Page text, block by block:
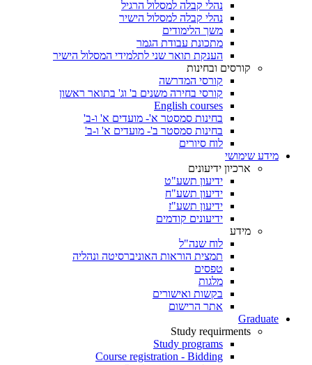
נהלי קבלה למסלול הרגיל
נהלי קבלה למסלול הישיר
משך הלימודים
מתכונת עבודת הגמר
הענקת תואר שני לתלמידי המסלול הישיר
קורסים ובחינות
קורסי המדרשה
קורסי בחירה משנים ב' וג' בתואר ראשון
English courses
בחינות סמסטר א'- מועדים א' ו-ב'
בחינות סמסטר ב'- מועדים א' ו-ב'
לוח סיורים
מידע שימושי
ארכיון ידיעונים
ידיעון תשע"ט
ידיעון תשע"ח
ידיעון תשע"ז
ידיעונים קודמים
מידע
לוח שנה"ל
תמצית הוראות האוניברסיטה ונהליה
טפסים
מלגות
בקשות ואישורים
אתר הרישום
Graduate
Study requirments
Study programs
Course registration - Bidding